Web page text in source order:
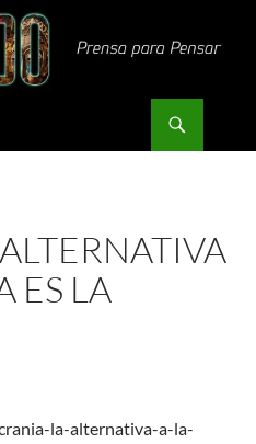
ES LA
la-alternativa-a-la-